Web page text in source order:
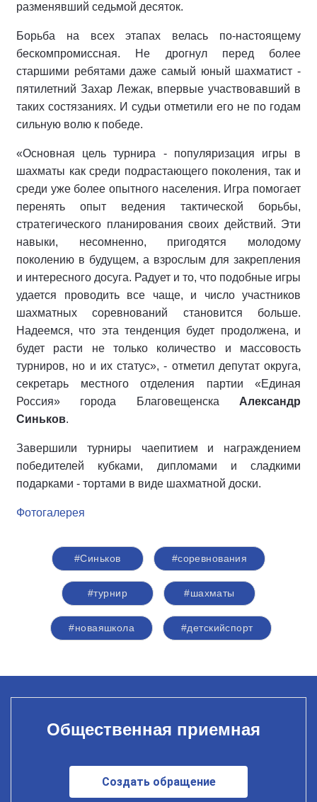
разменявший седьмой десяток.
Борьба на всех этапах велась по-настоящему
бескомпромиссная. Не дрогнул перед более
старшими ребятами даже самый юный шахматист -
пятилетний Захар Лежак, впервые участвовавший в
таких состязаниях. И судьи отметили его не по годам
сильную волю к победе.
«Основная цель турнира - популяризация игры в
шахматы как среди подрастающего поколения, так и
среди уже более опытного населения. Игра помогает
перенять опыт ведения тактической борьбы,
стратегического планирования своих действий. Эти
навыки, несомненно, пригодятся молодому
поколению в будущем, а взрослым для закрепления
и интересного досуга. Радует и то, что подобные игры
удается проводить все чаще, и число участников
шахматных соревнований становится больше.
Надеемся, что эта тенденция будет продолжена, и
будет расти не только количество и массовость
турниров, но и их статус», - отметил депутат округа,
секретарь местного отделения партии «Единая
Россия» города Благовещенска Александр
Синьков.
Завершили турниры чаепитием и награждением
победителей кубками, дипломами и сладкими
подарками - тортами в виде шахматной доски.
Фотогалерея
#Синьков #соревнования
#турнир #шахматы
#новаяшкола #детскийспорт
Общественная приемная
Создать обращение